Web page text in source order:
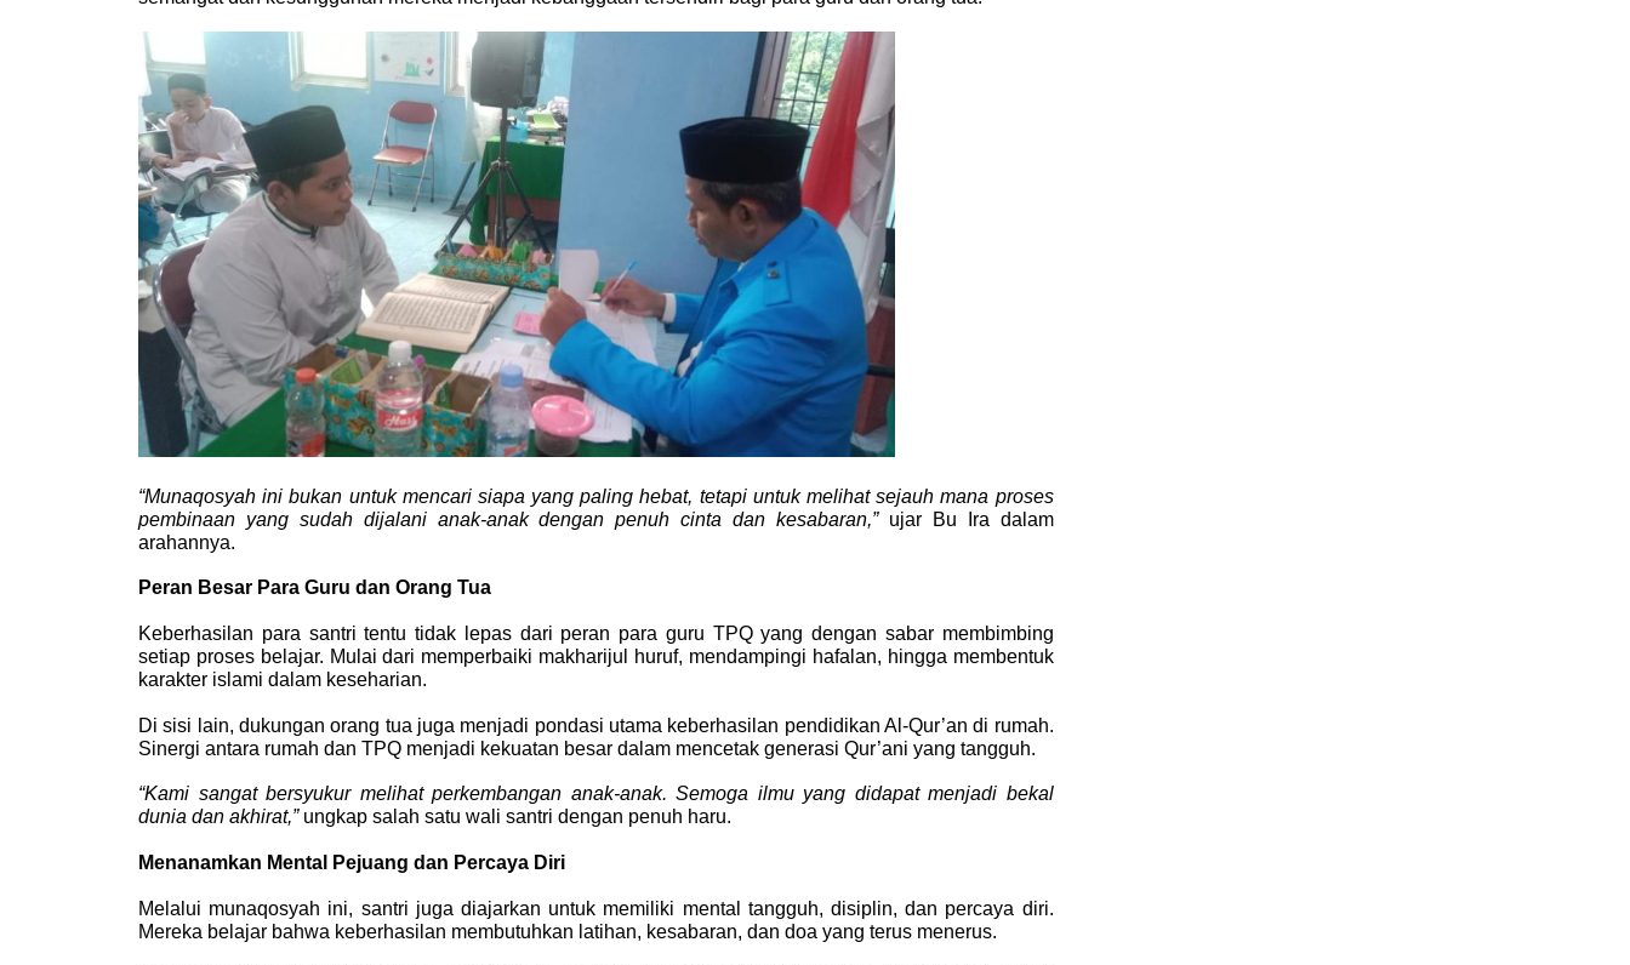
“Munaqosyah ini bukan untuk mencari siapa yang paling hebat, tetapi untuk melihat sejauh mana proses
pembinaan yang sudah dijalani anak-anak dengan penuh cinta dan kesabaran,” ujar Bu Ira dalam
arahannya.
Peran Besar Para Guru dan Orang Tua
Keberhasilan para santri tentu tidak lepas dari peran para guru TPQ yang dengan sabar membimbing
setiap proses belajar. Mulai dari memperbaiki makharijul huruf, mendampingi hafalan, hingga membentuk
karakter islami dalam keseharian.
Di sisi lain, dukungan orang tua juga menjadi pondasi utama keberhasilan pendidikan Al-Qur’an di rumah.
Sinergi antara rumah dan TPQ menjadi kekuatan besar dalam mencetak generasi Qur’ani yang tangguh.
“Kami sangat bersyukur melihat perkembangan anak-anak. Semoga ilmu yang didapat menjadi bekal
dunia dan akhirat,” ungkap salah satu wali santri dengan penuh haru.
Menanamkan Mental Pejuang dan Percaya Diri
Melalui munaqosyah ini, santri juga diajarkan untuk memiliki mental tangguh, disiplin, dan percaya diri.
Mereka belajar bahwa keberhasilan membutuhkan latihan, kesabaran, dan doa yang terus menerus.